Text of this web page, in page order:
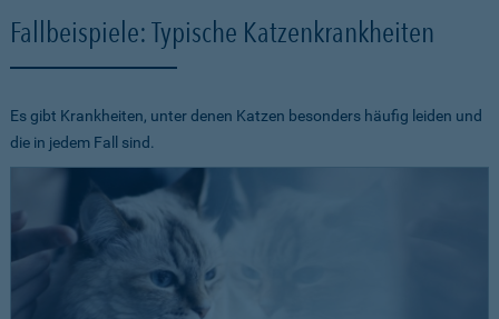
Fallbeispiele: Typische Katzenkrankheiten
Es gibt Krankheiten, unter denen Katzen besonders häufig leiden und
die in jedem Fall sind.